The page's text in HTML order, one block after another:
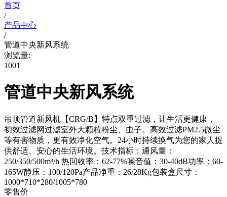
首页
/
产品中心
/
管道中央新风系统
浏览量:
1001
管道中央新风系统
吊顶管道新风机【CRG/B】特点双重过滤，让生活更健康，
初效过滤网过滤室外大颗粒粉尘、虫子。高效过滤PM2.5微尘
等有害物质，更有效净化空气。24小时持续换气为您的家人提
供舒适、安心的生活环境。技术指标：通风量：
250/350/500m³/h 热回收率：62-77%噪音值：30-40dB功率：60-
165W静压：100/120Pa产品净重：26/28Kg包装盒尺寸：
1000*710*280/1005*780
零售价